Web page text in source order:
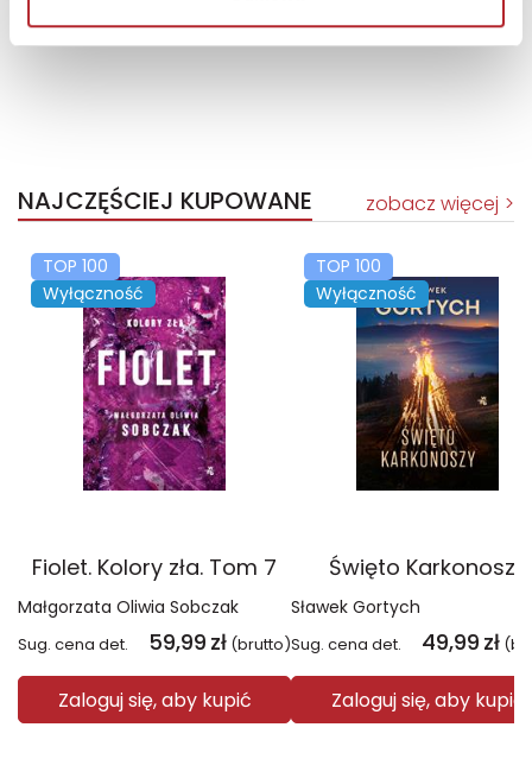
NAJCZĘŚCIEJ KUPOWANE zobacz więcej
TOP 100
Wyłączność
Fiolet. Kolory zła. Tom 7
Małgorzata Oliwia Sobczak
Sug. cena det. 59,99 zł (brutto)
Zaloguj się, aby kupić
TOP 100
Wyłączność
Święto Karkonoszy
Sławek Gortych
Sug. cena det. 49,99 zł
Zaloguj się, aby kupić